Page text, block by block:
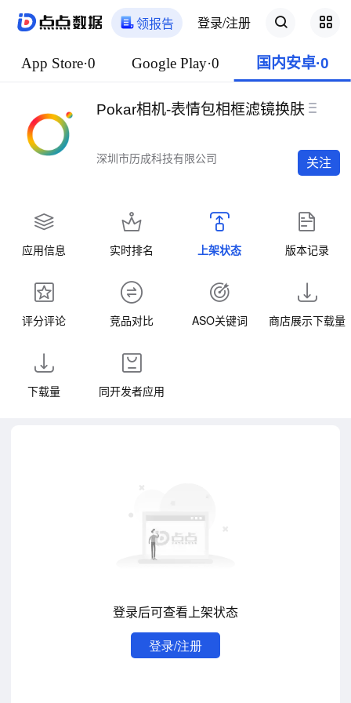
领报告 登录/注册
App Store·0 Google Play·0 国内安卓·0
Pokar相机-表情包相框滤镜换肤
深圳市历成科技有限公司 关注
应用信息 实时排名 上架状态 版本记录
评分评论 竞品对比 ASO关键词 商店展示下载量
下载量 同开发者应用
登录后可查看上架状态
登录/注册